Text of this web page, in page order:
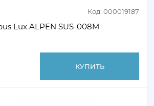
Код: 000019187
Lux ALPEN SUS-008M
КУПИТЬ